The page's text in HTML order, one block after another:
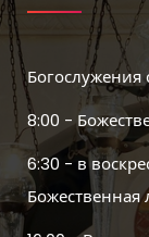
8:00 -
6:30 - в
Божественная